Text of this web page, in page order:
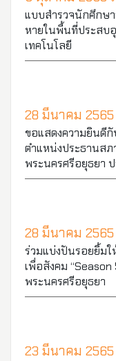
แบบสำรวจนักศึกษา
หายในพื้นที่ประสบ
เทคโนโลยี
28 มีนาคม 2565
ขอแสดงความยินดีกั
ตำแหน่งประธานส
พระนครศรีอยุธยา
28 มีนาคม 2565
ร่วมแบ่งปันรอยยิ้ม
เพื่อสังคม
พระนครศรีอยุธยา
23 มีนาคม 2565